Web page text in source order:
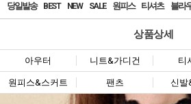
당일발송 BEST NEW SALE 원피스 티셔츠 블라
상품상세
아우터 니트&가디건 티
원피스&스커트 팬츠 신발